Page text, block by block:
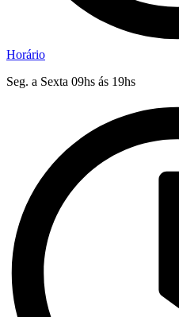
Horário
Seg. a Sexta 09hs ás 19hs